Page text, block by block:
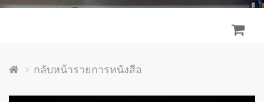
กลับหน้ารายการหนังสือ